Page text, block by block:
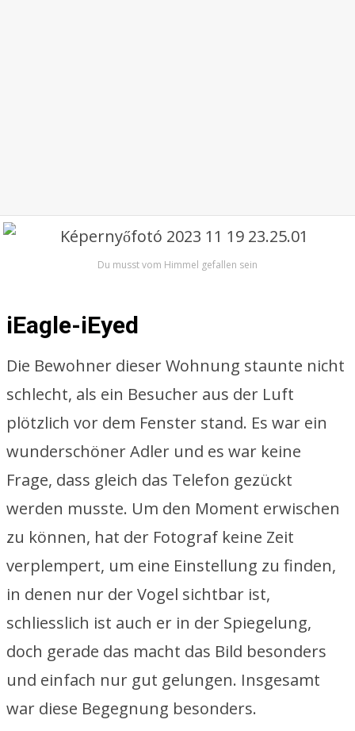
Du musst vom Himmel gefallen sein
iEagle-iEyed
Die Bewohner dieser Wohnung staunte nicht
schlecht, als ein Besucher aus der Luft
plötzlich vor dem Fenster stand. Es war ein
wunderschöner Adler und es war keine
Frage, dass gleich das Telefon gezückt
werden musste. Um den Moment erwischen
zu können, hat der Fotograf keine Zeit
verplempert, um eine Einstellung zu finden,
in denen nur der Vogel sichtbar ist,
schliesslich ist auch er in der Spiegelung,
doch gerade das macht das Bild besonders
und einfach nur gut gelungen. Insgesamt
war diese Begegnung besonders.